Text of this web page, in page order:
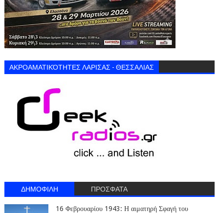
ΑΚΡΟΑΜΑΤΙΚΌΤΗΤΕΣ ΛΑΡΙΣΑΣ - ΘΕΣΣΑΛΙΑΣ
ΔΗΜΟΦΙΛΗ ΠΡΟΣΦΑΤΑ
16 Φεβρουαρίου 1943: Η αιματηρή Σφαγή του